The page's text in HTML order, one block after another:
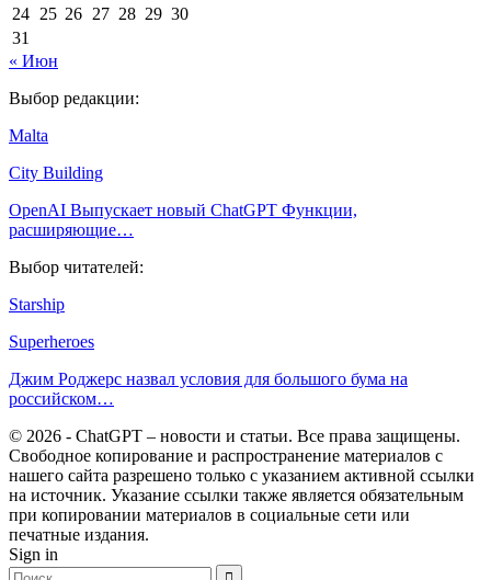
24 25 26 27 28 29 30
31
« Июн
Выбор редакции:
Malta
City Building
OpenAI Выпускает новый ChatGPT Функции,
расширяющие…
Выбор читателей:
Starship
Superheroes
Джим Роджерс назвал условия для большого бума на
российском…
© 2026 - ChatGPT – новости и статьи. Все права защищены.
Свободное копирование и распространение материалов с
нашего сайта разрешено только с указанием активной ссылки
на источник. Указание ссылки также является обязательным
при копировании материалов в социальные сети или
печатные издания.
Sign in